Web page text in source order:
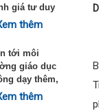
giá tư duy
năm 2025
thêm
tới môi
giáo dục
dạy thêm,
thêmthêm